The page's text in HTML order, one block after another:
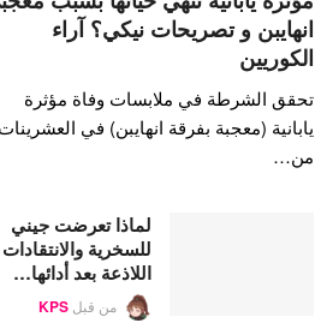
انهايبن و تصريحات نيكي؟ آراء
الكوريين
تحقق الشرطة في ملابسات وفاة مؤثرة
يابانية (معجبة بفرقة انهايبن) في العشرينات
من…
لماذا تعرضت جيني
للسخرية والانتقادات
اللاذعة بعد أدائها…
من قبل KPS